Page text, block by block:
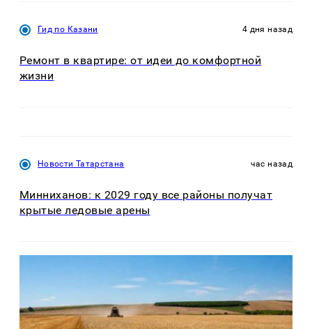
Гид по Казани 4 дня назад
Ремонт в квартире: от идеи до комфортной
жизни
Новости Татарстана час назад
Минниханов: к 2029 году все районы получат
крытые ледовые арены